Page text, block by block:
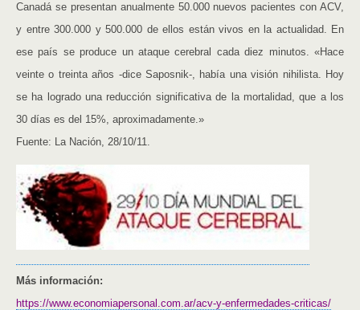
Canadá se presentan anualmente 50.000 nuevos pacientes con ACV,
y entre 300.000 y 500.000 de ellos están vivos en la actualidad. En
ese país se produce un ataque cerebral cada diez minutos. «Hace
veinte o treinta años -dice Saposnik-, había una visión nihilista. Hoy
se ha logrado una reducción significativa de la mortalidad, que a los
30 días es del 15%, aproximadamente.»
Fuente: La Nación, 28/10/11.
Más información:
https://www.economiapersonal.com.ar/acv-y-enfermedades-criticas/